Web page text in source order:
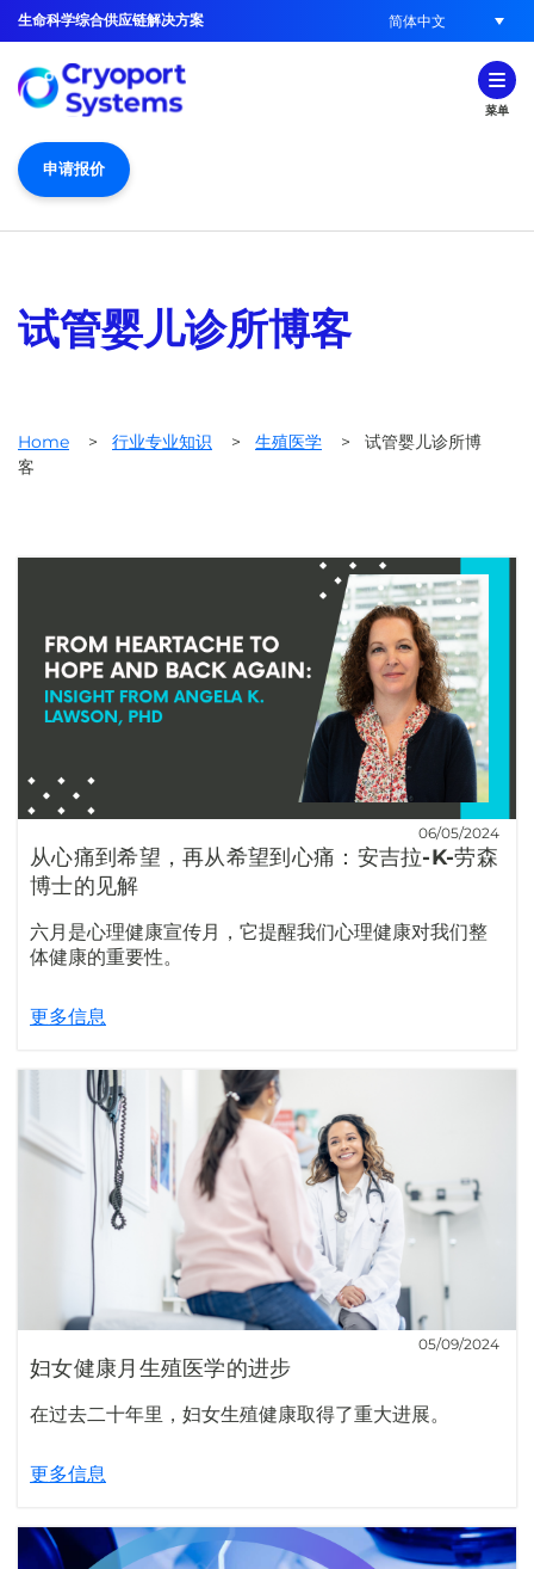
生命科学综合供应链解决方案 简体中文
菜单
申请报价
试管婴儿诊所博客
Home > 行业专业知识 > 生殖医学 >
试管婴儿诊所博
客
06/05/2024
从心痛到希望，再从希望到心痛：安吉拉-K-劳森
博士的见解
六月是心理健康宣传月，它提醒我们心理健康对我们整
体健康的重要性。
更多信息
05/09/2024
妇女健康月生殖医学的进步
在过去二十年里，妇女生殖健康取得了重大进展。
更多信息